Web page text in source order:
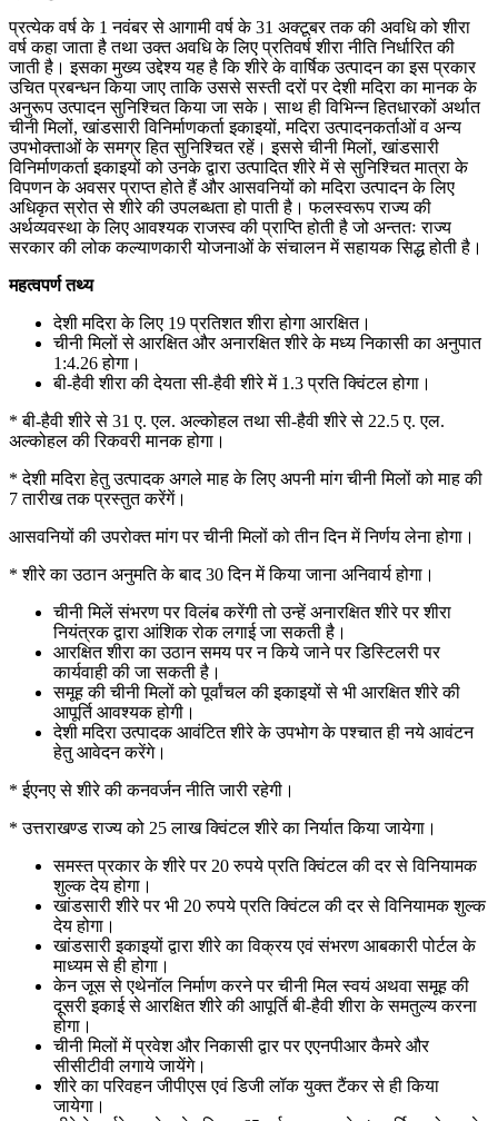
प्रत्येक वर्ष के 1 नवंबर से आगामी वर्ष के 31 अक्टूबर तक की अवधि को शीरा
वर्ष कहा जाता है तथा उक्त अवधि के लिए प्रतिवर्ष शीरा नीति निर्धारित की
जाती है। इसका मुख्य उद्देश्य यह है कि शीरे के वार्षिक उत्पादन का इस प्रकार
उचित प्रबन्धन किया जाए ताकि उससे सस्ती दरों पर देशी मदिरा का मानक के
अनुरूप उत्पादन सुनिश्चित किया जा सके। साथ ही विभिन्न हितधारकों अर्थात
चीनी मिलों, खांडसारी विनिर्माणकर्ता इकाइयों, मदिरा उत्पादनकर्ताओं व अन्य
उपभोक्ताओं के समग्र हित सुनिश्चित रहें। इससे चीनी मिलों, खांडसारी
विनिर्माणकर्ता इकाइयों को उनके द्वारा उत्पादित शीरे में से सुनिश्चित मात्रा के
विपणन के अवसर प्राप्त होते हैं और आसवनियों को मदिरा उत्पादन के लिए
अधिकृत स्रोत से शीरे की उपलब्धता हो पाती है। फलस्वरूप राज्य की
अर्थव्यवस्था के लिए आवश्यक राजस्व की प्राप्ति होती है जो अन्ततः राज्य
सरकार की लोक कल्याणकारी योजनाओं के संचालन में सहायक सिद्ध होती है।
महत्वपर्ण तथ्य
देशी मदिरा के लिए 19 प्रतिशत शीरा होगा आरक्षित।
चीनी मिलों से आरक्षित और अनारक्षित शीरे के मध्य निकासी का अनुपात
1:4.26 होगा।
बी-हैवी शीरा की देयता सी-हैवी शीरे में 1.3 प्रति क्विंटल होगा।
* बी-हैवी शीरे से 31 ए. एल. अल्कोहल तथा सी-हैवी शीरे से 22.5 ए. एल.
अल्कोहल की रिकवरी मानक होगा।
* देशी मदिरा हेतु उत्पादक अगले माह के लिए अपनी मांग चीनी मिलों को माह की
7 तारीख तक प्रस्तुत करेंगें।
आसवनियों की उपरोक्त मांग पर चीनी मिलों को तीन दिन में निर्णय लेना होगा।
* शीरे का उठान अनुमति के बाद 30 दिन में किया जाना अनिवार्य होगा।
चीनी मिलें संभरण पर विलंब करेंगी तो उन्हें अनारक्षित शीरे पर शीरा
नियंत्रक द्वारा आंशिक रोक लगाई जा सकती है।
आरक्षित शीरा का उठान समय पर न किये जाने पर डिस्टिलरी पर
कार्यवाही की जा सकती है।
समूह की चीनी मिलों को पूर्वांचल की इकाइयों से भी आरक्षित शीरे की
आपूर्ति आवश्यक होगी।
देशी मदिरा उत्पादक आवंटित शीरे के उपभोग के पश्चात ही नये आवंटन
हेतु आवेदन करेंगे।
* ईएनए से शीरे की कनवर्जन नीति जारी रहेगी।
* उत्तराखण्ड राज्य को 25 लाख क्विंटल शीरे का निर्यात किया जायेगा।
समस्त प्रकार के शीरे पर 20 रुपये प्रति क्विंटल की दर से विनियामक
शुल्क देय होगा।
खांडसारी शीरे पर भी 20 रुपये प्रति क्विंटल की दर से विनियामक शुल्क
देय होगा।
खांडसारी इकाइयों द्वारा शीरे का विक्रय एवं संभरण आबकारी पोर्टल के
माध्यम से ही होगा।
केन जूस से एथेनॉल निर्माण करने पर चीनी मिल स्वयं अथवा समूह की
दूसरी इकाई से आरक्षित शीरे की आपूर्ति बी-हैवी शीरा के समतुल्य करना
होगा।
चीनी मिलों में प्रवेश और निकासी द्वार पर एएनपीआर कैमरे और
सीसीटीवी लगाये जायेंगे।
शीरे का परिवहन जीपीएस एवं डिजी लॉक युक्त टैंकर से ही किया
जायेगा।